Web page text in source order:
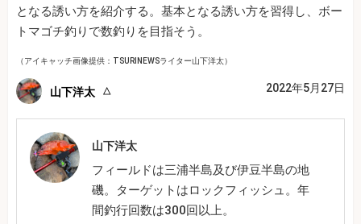
となる誘い方を紹介する。基本となる誘い方を習得し、ボー
トマゴチ釣りで数釣りを目指そう。
（アイキャッチ画像提供：TSURINEWSライター山下洋太）
山下洋太 2022年5月27日
山下洋太
フィールドは三浦半島及び伊豆半島の地
磯。ターゲットはロックフィッシュ。年
間釣行回数は300回以上。